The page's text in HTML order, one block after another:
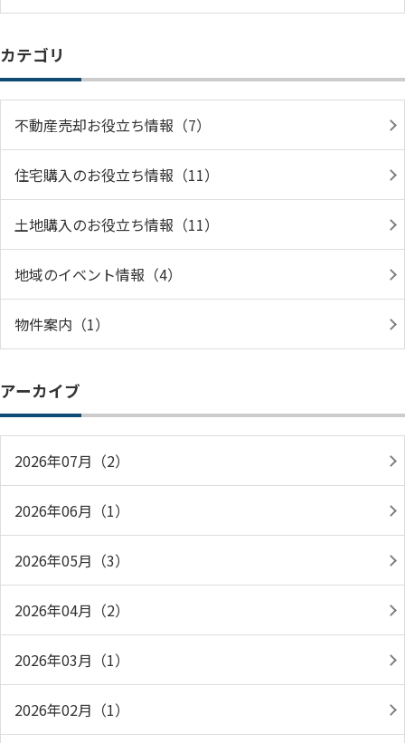
カテゴリ
不動産売却お役立ち情報（7）
住宅購入のお役立ち情報（11）
土地購入のお役立ち情報（11）
地域のイベント情報（4）
物件案内（1）
アーカイブ
2026年07月（2）
2026年06月（1）
2026年05月（3）
2026年04月（2）
2026年03月（1）
2026年02月（1）